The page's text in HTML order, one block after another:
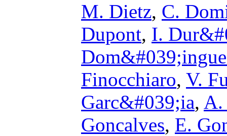
M. Dietz, C.
Dupont, I.
Finocchiaro, V.
Garc&#039;ia, A.
Goncalves, E.